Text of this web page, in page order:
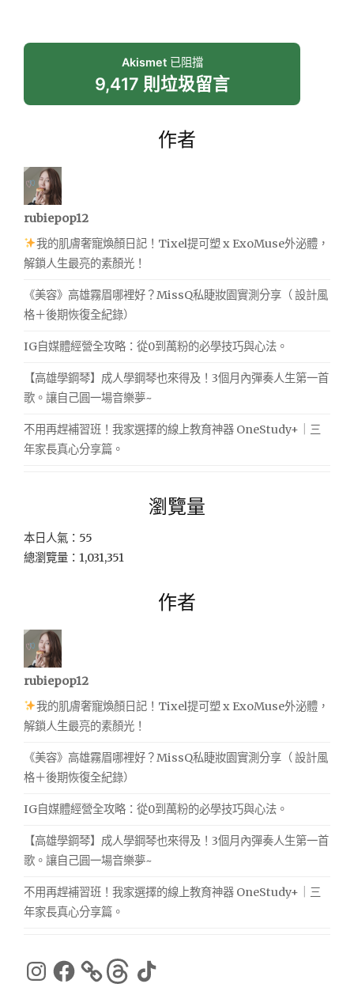
Akismet已阻擋
9,417 則垃圾留言
作者
rubiepop12
我的肌膚奢寵煥顏日記！Tixel提可塑 x ExoMuse外泌體，
解鎖人生最亮的素顏光！
《美容》高雄霧眉哪裡好？MissQ私睫妝園實測分享（ 設計風
格＋後期恢復全紀錄）
IG自媒體經營全攻略：從0到萬粉的必學技巧與心法。
【高雄學鋼琴】成人學鋼琴也來得及！3個月內彈奏人生第一首
歌。讓自己圓一場音樂夢~
不用再趕補習班！我家選擇的線上教育神器 OneStudy+｜三
年家長真心分享篇。
瀏覽量
本日人氣：55
總瀏覽量：1,031,351
作者
rubiepop12
我的肌膚奢寵煥顏日記！Tixel提可塑 x ExoMuse外泌體，
解鎖人生最亮的素顏光！
《美容》高雄霧眉哪裡好？MissQ私睫妝園實測分享（ 設計風
格＋後期恢復全紀錄）
IG自媒體經營全攻略：從0到萬粉的必學技巧與心法。
【高雄學鋼琴】成人學鋼琴也來得及！3個月內彈奏人生第一首
歌。讓自己圓一場音樂夢~
不用再趕補習班！我家選擇的線上教育神器 OneStudy+｜三
年家長真心分享篇。
Instagram
Facebook ThreadsTikTok